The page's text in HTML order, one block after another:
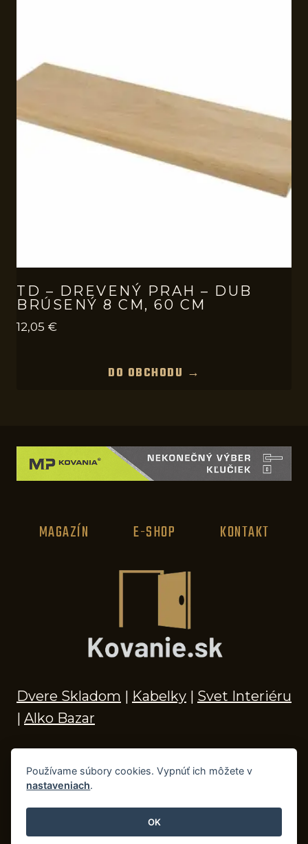
TD – DREVENÝ PRAH – DUB
BRÚSENÝ 8 CM, 60 CM
12,05 €
DO OBCHODU →
MAGAZÍN E-SHOP KONTAKT
Dvere Skladom | Kabelky | Svet Interiéru
| Alko Bazar
© 2026 Kľučky na dvere, madlá, kovania,
doplnky do kúpeľne a príslušenstvo
Používame súbory cookies. Vypnúť ich môžete v
nastaveniach.
OK